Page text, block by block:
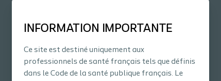
INFORMATION IMPORTANTE
Ce site est destiné uniquement aux
professionnels de santé français tels que définis
dans le Code de la santé publique français. Le
professionnel de santé
une bande de compression
Mises en garde & avertissements :